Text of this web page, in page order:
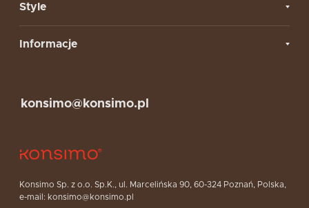
Style
Informacje
Konsimo Sp. z o.o. Sp.K., ul. Marcelińska 90, 60-324 Poznań, Polska,
e-mail: konsimo@konsimo.pl
konsimo@konsimo.pl